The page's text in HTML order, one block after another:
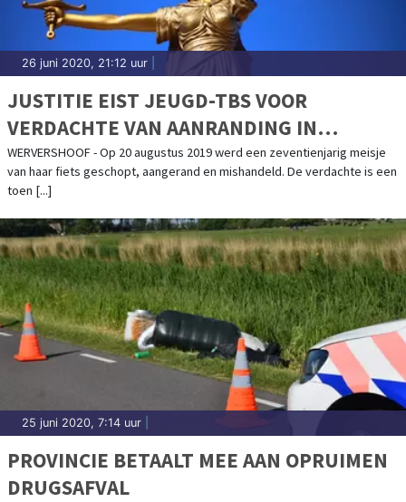
26 juni 2020, 21:12 uur
JUSTITIE EIST JEUGD-TBS VOOR
VERDACHTE VAN AANRANDING IN
WERVERSHOOF
WERVERSHOOF - Op 20 augustus 2019 werd een zeventienjarig meisje
van haar fiets geschopt, aangerand en mishandeld. De verdachte is een
toen [...]
25 juni 2020, 7:14 uur
PROVINCIE BETAALT MEE AAN OPRUIMEN
DRUGSAFVAL